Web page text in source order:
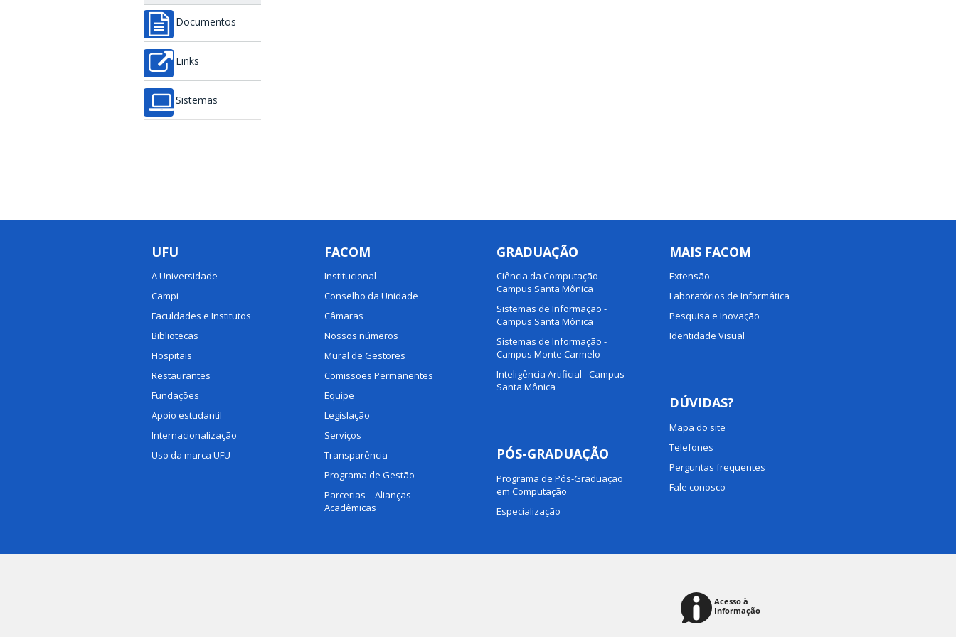
Documentos
Links
Sistemas
UFU
A Universidade
Campi
Faculdades e Institutos
Bibliotecas
Hospitais
Restaurantes
Fundações
Apoio estudantil
Internacionalização
Uso da marca UFU
FACOM
Institucional
Conselho da Unidade
Câmaras
Nossos números
Mural de Gestores
Comissões Permanentes
Equipe
Legislação
Serviços
Transparência
Programa de Gestão
Parcerias – Alianças
Acadêmicas
GRADUAÇÃO
Ciência da Computação -
Campus Santa Mônica
Sistemas de Informação -
Campus Santa Mônica
Sistemas de Informação -
Campus Monte Carmelo
Inteligência Artificial - Campus
Santa Mônica
PÓS-GRADUAÇÃO
Programa de Pós-Graduação
em Computação
Especialização
MAIS FACOM
Extensão
Laboratórios de Informática
Pesquisa e Inovação
Identidade Visual
DÚVIDAS?
Mapa do site
Telefones
Perguntas frequentes
Fale conosco